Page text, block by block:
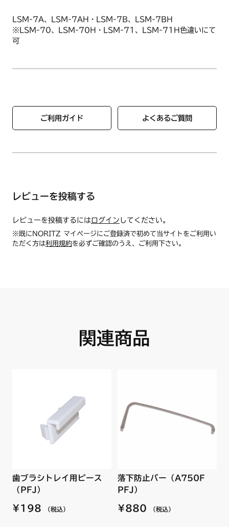
LSM-7A、LSM-7AH・LSM-7B、LSM-7BH
※LSM-70、LSM-70H・LSM-71、LSM-71H色違いにて
可
ご利用ガイド よくあるご質問
レビューを投稿する
レビューを投稿するにはログイン してください。
※既にNORITZ マイページにご登録済で初めて当サイトをご利用い
ただく方は利用規約を必ずご確認のうえ、ご利用下さい。
関連商品
歯ブラシトレイ用ピース
（PFJ）
¥198 （税込）
落下防止バー（A750F
PFJ）
¥880 （税込）